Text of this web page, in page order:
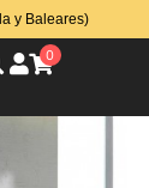
y Baleares)
0